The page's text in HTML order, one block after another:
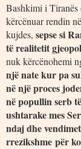
Bashkimi i Tiranës
kërcënuar rendin
kujdes, sepse si
të realitetit
nuk kërcënohemi
një nate kur pa
në një proces
në popullin serb
ushtarake mes
ndaj dhe
rrezikshme për